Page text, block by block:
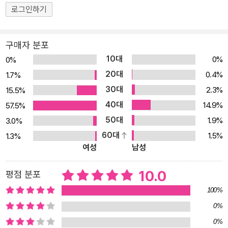
아프리카, 아메리카 예술: 음악 이야기, 미술 이야기, 대중음악과 케이
신, 로봇, 인공지능, 빅데이터, 바이오테크, 자율주행 자동차, 코딩 종
교: 세계의 종교1, 세계의 종교2 역사: 고대 문명, 역사 속의 인물, 세
계의 역사 사건 지식의 세계: 세계의 문학, 세계의 정치, 세계의 사상
과 철학, 돈과 재테크 <브리태니커 만화 백과> 이런 점이 다릅니다.
** 10가지 지식의 갈래** 물질과 에너지 세계를 구성하는 물질과 에
너지에 대한 지식 지구와 생명 지구에 대한 모든 것과 지구 위에 살고
있는 생물에 대한 지식 인간의 삶 인간의 몸과 마음, 행동에 대한 지식
사회와 문화 인류가 이룩한 사회와 문화에 대한 지식 지리 세계 여러
술과 예술가에 대한 지식 ▶지식의 갈래에 근거한 학습 영역 설계 미
국 시카고 대학의 학자들과 엔사이클로피디어 브리태니커의 편집진
이 개발하여 ‘브리태니커 세계 대백과사전’에 적용한 ‘지식의 10가지
갈래’는 브리태니커가 오랫동안 구축해 온 지식을 보는 체계입니다.
로그인하기
구매자 분포
0% 10대
0%
1.7%
20대
0.4%
15.5%
30대
2.3%
57.5%
40대
14.9%
3.0%
50대
1.9%
1.3%
60대
1.5%
여성
남성
평점 분포 10.0
100%
0%
0%